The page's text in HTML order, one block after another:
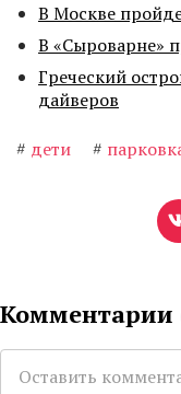
В Москве
В «Сыроварне»
Греческий
дайверов
# дети #
Комментарии